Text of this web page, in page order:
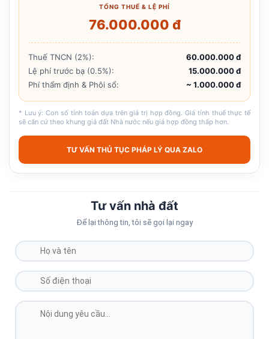
TỔNG THUẾ & LỆ PHÍ
76.000.000 đ
Thuế TNCN (2%):
60.000.000 đ
Lệ phí trước bạ (0.5%):
15.000.000 đ
Phí thẩm định & Phôi sổ:
~ 1.000.000 đ
* Lưu ý: Con số tính toán dựa trên giá trị hợp đồng. Giá tính thuế thực tế
sẽ căn cứ theo khung giá đất Nhà nước nếu giá hợp đồng thấp hơn.
TƯ VẤN THỦ TỤC PHÁP LÝ QUA ZALO
Tư vấn nhà đất
Để lại thông tin, tôi sẽ gọi lại ngay